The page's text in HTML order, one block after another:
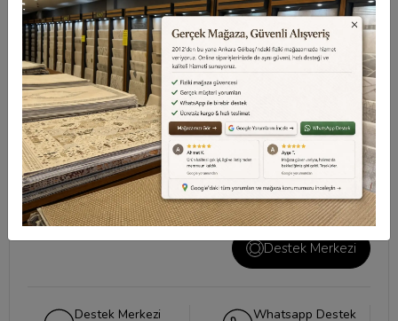
Değerlendirmeler
Destek Merkezi
Aklınızdaki soruların yanıtları ve önemli konuların
cevapları içindestek merkezisayfamızı ziyaret
edebilirsiniz.
Destek Merkezi
Destek Merkezi Whatsapp Destek